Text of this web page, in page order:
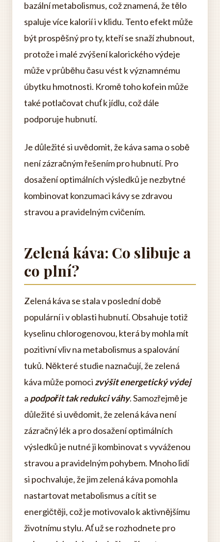
bazální metabolismus, což znamená, že tělo
spaluje více kalorií i v klidu. Tento efekt může
být prospěšný pro ty, kteří se snaží zhubnout,
protože i malé zvýšení kalorického výdeje
může v průběhu času vést k významnému
úbytku hmotnosti. Kromě toho kofein může
také potlačovat chuť k jídlu, což dále
podporuje hubnutí.
Je důležité si uvědomit, že káva sama o sobě
není zázračným řešením pro hubnutí. Pro
dosažení optimálních výsledků je nezbytné
kombinovat konzumaci kávy se zdravou
stravou a pravidelným cvičením.
Zelená káva: Co slibuje a
co plní?
Zelená káva se stala v poslední době
populární i v oblasti hubnutí. Obsahuje totiž
kyselinu chlorogenovou, která by mohla mít
pozitivní vliv na metabolismus a spalování
tuků. Některé studie naznačují, že zelená
káva může pomoci zvýšit energetický výdej
a podpořit tak redukci váhy. Samozřejmě je
důležité si uvědomit, že zelená káva není
zázračný lék a pro dosažení optimálních
výsledků je nutné ji kombinovat s vyváženou
stravou a pravidelným pohybem. Mnoho lidí
si pochvaluje, že jim zelená káva pomohla
nastartovat metabolismus a cítit se
energičtěji, což je motivovalo k aktivnějšímu
životnímu stylu. Ať už se rozhodnete pro